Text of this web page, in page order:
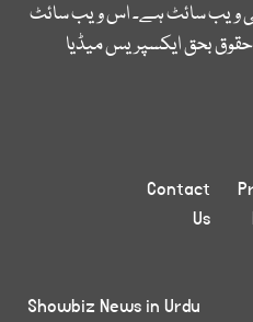
ویب سائٹ ہے۔ اس ویب سائٹ
بحق ایکسپریس میڈیا
Contact
Us
Showbiz News in Urdu